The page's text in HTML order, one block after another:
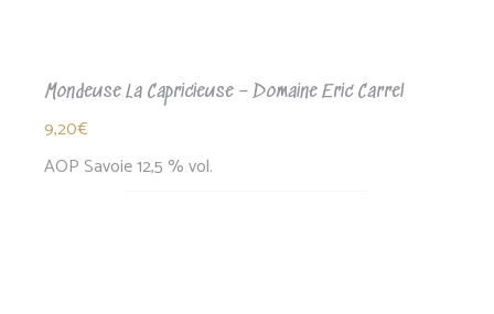
Mondeuse La Capricieuse – Domaine Eric Carrel
9,20€
AOP Savoie 12,5 % vol.